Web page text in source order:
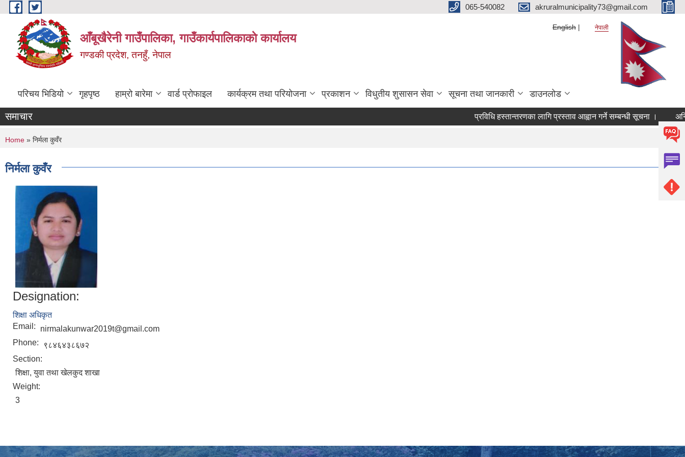
Skip to main content 065-540082 akruralmunicipality73@gmail.com
आँबूखैरेनी गाउँपालिका, गाउँकार्यपालिकाकाे कार्यालय
गण्डकी प्रदेश, तनहुँ, नेपाल
English नेपाली
परिचय भिडियो गृहपृष्ठ हाम्रो बारेमा वार्ड प्रोफाइल कार्यक्रम तथा परियोजना प्रकाशन विधुतीय शुसासन सेवा सूचना तथा जानकारी डाउनलोड
समाचार प्रविधि हस्तान्तरणका लागि प्रस्ताव आह्वान गर्ने सम्बन्धी सूचना ।
You are here
Home » निर्मला कुवँर
निर्मला कुवँर
Designation:
शिक्षा अधिकृत
Email:
nirmalakunwar2019t@gmail.com
Phone:
९८४६४३८६७२
Section:
शिक्षा, युवा तथा खेलकुद शाखा
Weight:
3